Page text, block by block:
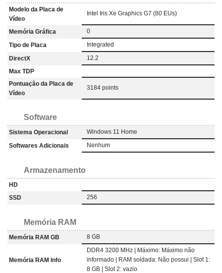
Modelo da Placa de
Vídeo
Intel Iris Xe Graphics G7 (80 EUs)
Memória Gráfica
0
Tipo de Placa
Integrated
DirectX
12.2
Max TDP
Pontuação da Placa de
Vídeo
3184 points
Software
Sistema Operacional
Windows 11 Home
Softwares Adicionais
Nenhum
Armazenamento
HD
SSD
256
Memória RAM
Memória RAM GB 8 GB
Memória RAM Info
DDR4 3200 MHz | Máximo: Máximo não
informado | RAM soldada: Não possui | Slot 1:
8 GB | Slot 2: vazio